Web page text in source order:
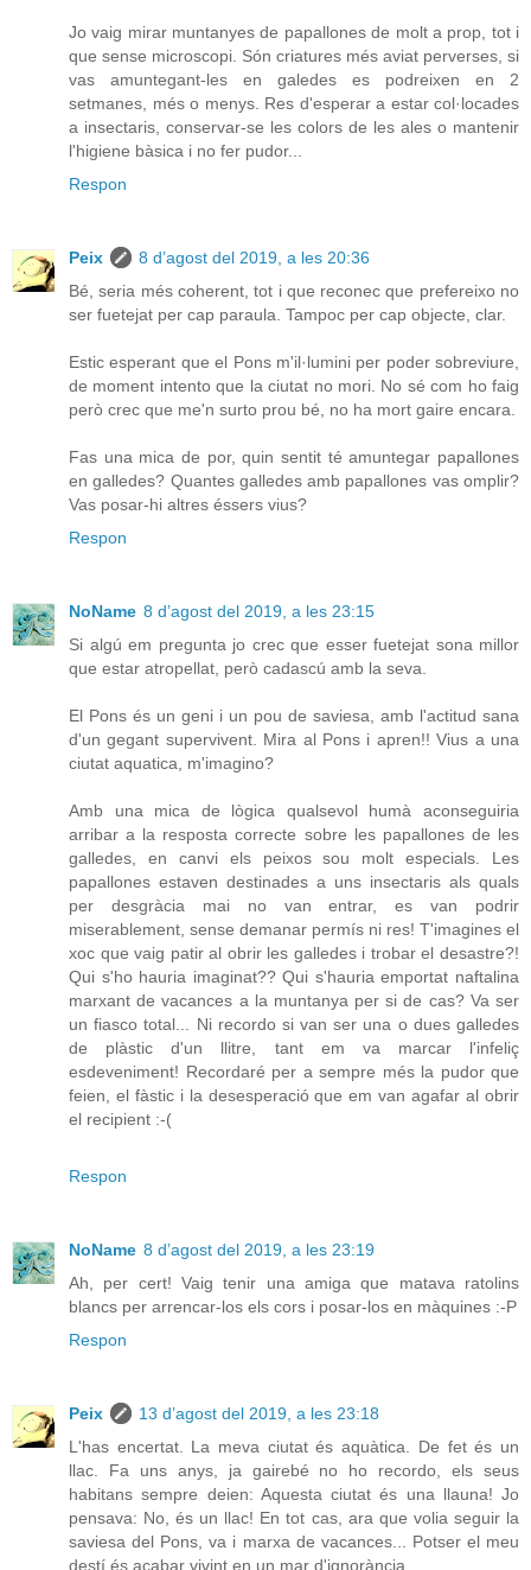
Jo vaig mirar muntanyes de papallones de molt a prop, tot i
que sense microscopi. Són criatures més aviat perverses, si
vas amuntegant-les en galedes es podreixen en 2
setmanes, més o menys. Res d'esperar a estar col·locades
a insectaris, conservar-se les colors de les ales o mantenir
l'higiene bàsica i no fer pudor...
Respon
Peix
8 d’agost del 2019, a les 20:36
Bé, seria més coherent, tot i que reconec que prefereixo no
ser fuetejat per cap paraula. Tampoc per cap objecte, clar.
Estic esperant que el Pons m'il·lumini per poder sobreviure,
de moment intento que la ciutat no mori. No sé com ho faig
però crec que me'n surto prou bé, no ha mort gaire encara.
Fas una mica de por, quin sentit té amuntegar papallones
en galledes? Quantes galledes amb papallones vas omplir?
Vas posar-hi altres éssers vius?
Respon
NoName 8 d’agost del 2019, a les 23:15
Si algú em pregunta jo crec que esser fuetejat sona millor
que estar atropellat, però cadascú amb la seva.
El Pons és un geni i un pou de saviesa, amb l'actitud sana
d'un gegant supervivent. Mira al Pons i apren!! Vius a una
ciutat aquatica, m'imagino?
Amb una mica de lògica qualsevol humà aconseguiria
arribar a la resposta correcte sobre les papallones de les
galledes, en canvi els peixos sou molt especials. Les
papallones estaven destinades a uns insectaris als quals
per desgràcia mai no van entrar, es van podrir
miserablement, sense demanar permís ni res! T'imagines el
xoc que vaig patir al obrir les galledes i trobar el desastre?!
Qui s'ho hauria imaginat?? Qui s'hauria emportat naftalina
marxant de vacances a la muntanya per si de cas? Va ser
un fiasco total... Ni recordo si van ser una o dues galledes
de plàstic d'un llitre, tant em va marcar l'infeliç
esdeveniment! Recordaré per a sempre més la pudor que
feien, el fàstic i la desesperació que em van agafar al obrir
el recipient :-(
Respon
NoName 8 d’agost del 2019, a les 23:19
Ah, per cert! Vaig tenir una amiga que matava ratolins
blancs per arrencar-los els cors i posar-los en màquines :-P
Respon
Peix
13 d’agost del 2019, a les 23:18
L'has encertat. La meva ciutat és aquàtica. De fet és un
llac. Fa uns anys, ja gairebé no ho recordo, els seus
habitans sempre deien: Aquesta ciutat és una llauna! Jo
pensava: No, és un llac! En tot cas, ara que volia seguir la
saviesa del Pons, va i marxa de vacances... Potser el meu
destí és acabar vivint en un mar d'ignorància...